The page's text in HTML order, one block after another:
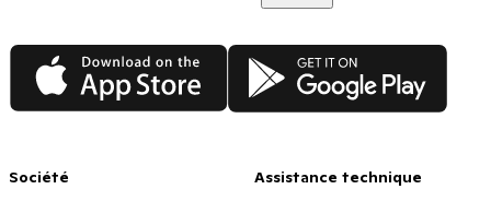
App Store Google Play
Société Assistance technique